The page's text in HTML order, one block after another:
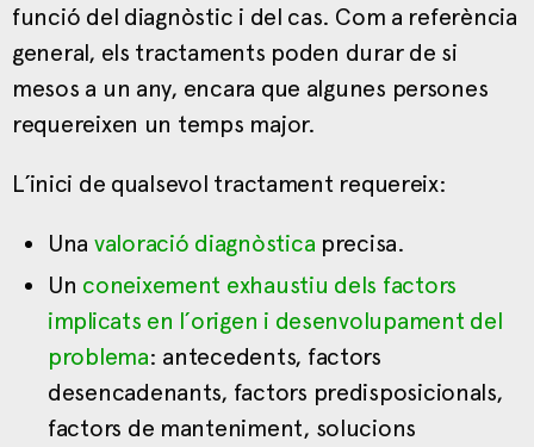
funció del diagnòstic i del cas. Com a referència
general, els tractaments poden durar de si
mesos a un any, encara que algunes persones
requereixen un temps major.
L´inici de qualsevol tractament requereix:
Una valoració diagnòstica precisa.
Un coneixement exhaustiu dels factors
implicats en l´origen i desenvolupament del
problema: antecedents, factors
desencadenants, factors predisposicionals,
factors de manteniment, solucions